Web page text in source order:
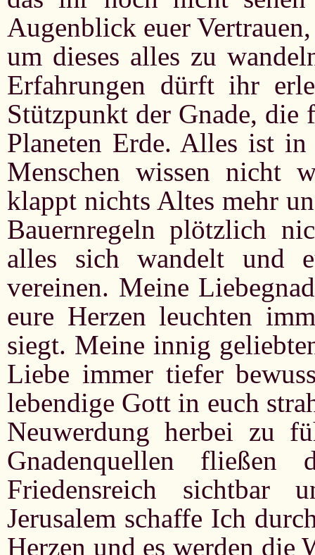
Augenblick euer
um dieses alles zu
Erfahrungen dürft ihr
Stützpunkt der Gnade,
Planeten Erde. Alles ist
Menschen wissen nicht
klappt nichts Altes mehr
Bauernregeln plötzlich
alles sich wandelt und
vereinen. Meine
eure Herzen leuchten
siegt. Meine innig
Liebe immer tiefer
lebendige Gott in euch
Neuwerdung herbei zu
Gnadenquellen
Friedensreich sichtbar
Jerusalem schaffe Ich
Herzen und es werden die